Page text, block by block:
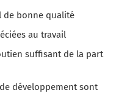
de bonne qualité
au travail
suffisant de la part
développement sont